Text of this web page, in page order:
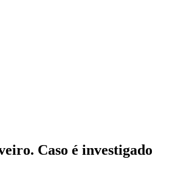
Caso é investigado